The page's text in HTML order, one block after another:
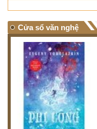
Cửa sổ văn nghệ